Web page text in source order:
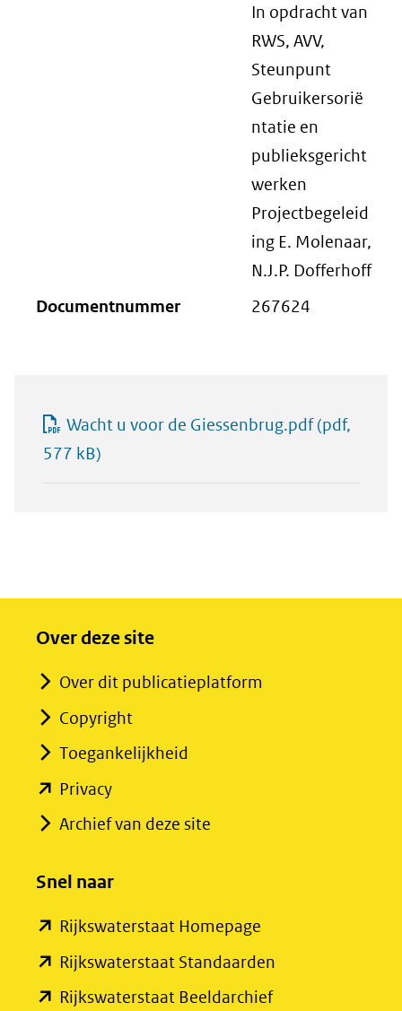
In opdracht van
RWS, AVV,
Steunpunt
Gebruikersorië
ntatie en
publieksgericht
werken
Projectbegeleid
ing E. Molenaar,
N.J.P. Dofferhoff
Documentnummer
267624
Wacht u voor de Giessenbrug.pdf(pdf,
577 kB)
Over deze site
Over dit publicatieplatform
Copyright
Toegankelijkheid
Privacy(opent
in
venster)
naar
een
andere
Archief van deze site
Snel naar
Rijkswaterstaat Homepage
in
Rijkswaterstaat Standaarden
Rijkswaterstaat Beeldarchief(opent